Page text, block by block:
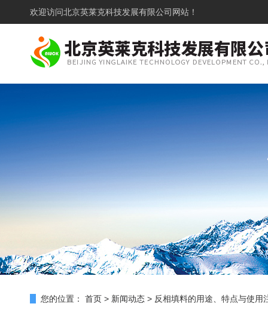
欢迎访问北京英莱克科技发展有限公司网站！
您的位置： 首页 > 新闻动态 > 反相填料的用途、特点与使用